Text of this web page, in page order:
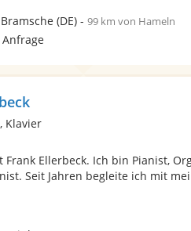
Bramsche(DE)- 99 km von Hameln
Klavier
Frank Ellerbeck. Ich bin Pianist,
Seit Jahren begleite ich mit